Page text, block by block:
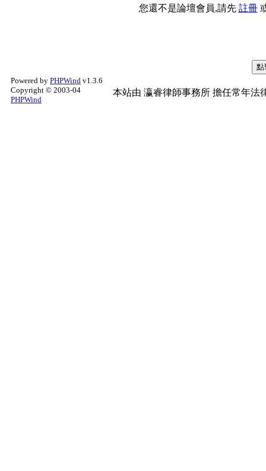
您還不是論壇會員,請先 註冊
Powered by PHPWind v1.3.6
Copyright © 2003-04
PHPWind
本站由 瀛睿律師事務所 擔任常年法